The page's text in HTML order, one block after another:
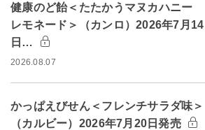
健康のど飴＜たたかうマヌカハニー
レモネード＞（カンロ）2026年7月14
日…
2026.08.07
かっぱえびせん＜フレンチサラダ味＞
（カルビー）2026年7月20日発売